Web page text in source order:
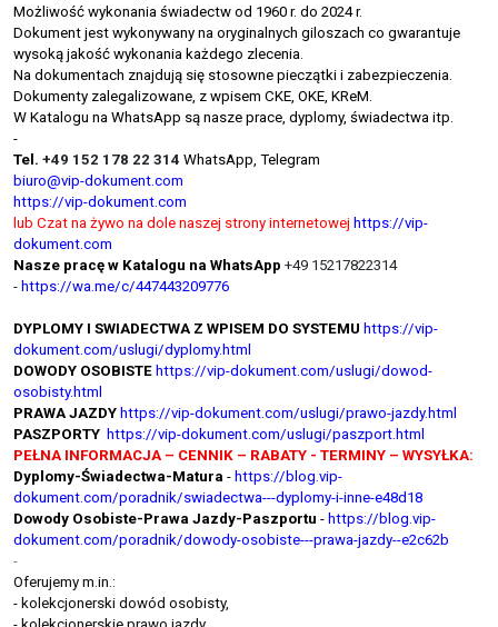
Możliwość wykonania świadectw od 1960 r. do 2024 r.
Dokument jest wykonywany na oryginalnych giloszach co gwarantuje
wysoką jakość wykonania każdego zlecenia.
Na dokumentach znajdują się stosowne pieczątki i zabezpieczenia.
Dokumenty zalegalizowane, z wpisem CKE, OKE, KReM.
W Katalogu na WhatsApp są nasze prace, dyplomy, świadectwa itp.
-
Tel. +49 152 178 22 314 WhatsApp, Telegram
biuro@vip-dokument.com
https://vip-dokument.com
lub Czat na żywo na dole naszej strony internetowej https://vip-
dokument.com
Nasze pracę w Katalogu na WhatsApp +49 15217822314
- https://wa.me/c/447443209776
DYPLOMY I SWIADECTWA Z WPISEM DO SYSTEMU https://vip-
dokument.com/uslugi/dyplomy.html
DOWODY OSOBISTE https://vip-dokument.com/uslugi/dowod-
osobisty.html
PRAWA JAZDY https://vip-dokument.com/uslugi/prawo-jazdy.html
PASZPORTY https://vip-dokument.com/uslugi/paszport.html
PEŁNA INFORMACJA – CENNIK – RABATY - TERMINY – WYSYŁKA:
Dyplomy-Świadectwa-Matura - https://blog.vip-
dokument.com/poradnik/swiadectwa---dyplomy-i-inne-e48d18
Dowody Osobiste-Prawa Jazdy-Paszportu - https://blog.vip-
dokument.com/poradnik/dowody-osobiste---prawa-jazdy--e2c62b
-
Oferujemy m.in.:
- kolekcjonerski dowód osobisty,